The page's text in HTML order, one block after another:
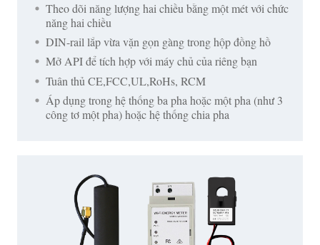
Theo dõi năng lượng hai chiều bằng một mét với chức
năng hai chiều
DIN-rail lắp vừa vặn gọn gàng trong hộp đồng hồ
Mở API để tích hợp với máy chủ của riêng bạn
Tuân thủ CE,FCC,UL,RoHs, RCM
Áp dụng trong hệ thống ba pha hoặc một pha (như 3
công tơ một pha) hoặc hệ thống chia pha